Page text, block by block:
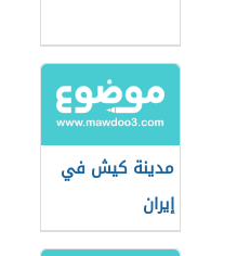
مدينة كيش في
إيران